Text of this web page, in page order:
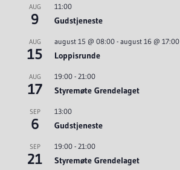
AUG
9
11:00
Gudstjeneste
AUG
15
august 15 @ 08:00- august 16 @ 17:00
Loppisrunde
AUG
17
19:00- 21:00
Styremøte Grendelaget
SEP
6
13:00
Gudstjeneste
SEP
21
19:00- 21:00
Styremøte Grendelaget